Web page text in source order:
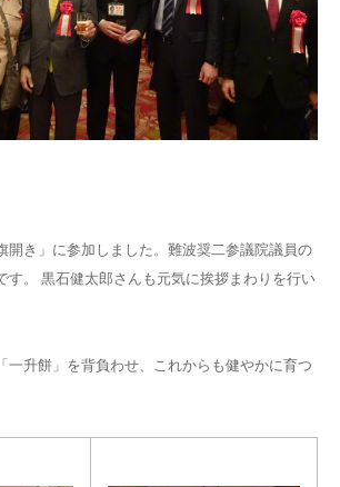
開き」に参加しました。難波奨二参議院議員の
す。 黒石健太郎さんも元気に挨拶まわりを行い
一升餅」を背負わせ、これからも健やかに育つ